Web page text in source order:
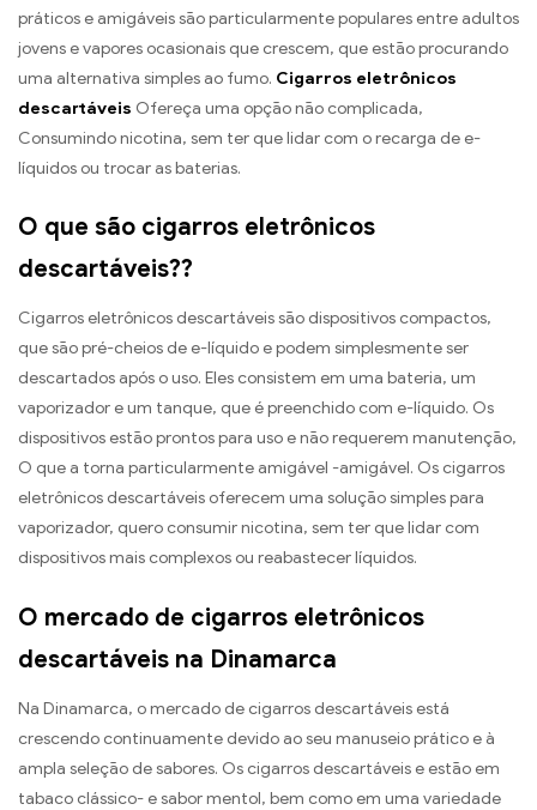
práticos e amigáveis ​​são particularmente populares entre adultos
jovens e vapores ocasionais que crescem, que estão procurando
uma alternativa simples ao fumo. Cigarros eletrônicos
descartáveis Ofereça uma opção não complicada,
Consumindo nicotina, sem ter que lidar com o recarga de e-
líquidos ou trocar as baterias.
O que são cigarros eletrônicos
descartáveis??
Cigarros eletrônicos descartáveis ​​são dispositivos compactos,
que são pré-cheios de e-líquido e podem simplesmente ser
descartados após o uso. Eles consistem em uma bateria, um
vaporizador e um tanque, que é preenchido com e-líquido. Os
dispositivos estão prontos para uso e não requerem manutenção,
O que a torna particularmente amigável -amigável. Os cigarros
eletrônicos descartáveis ​​oferecem uma solução simples para
vaporizador, quero consumir nicotina, sem ter que lidar com
dispositivos mais complexos ou reabastecer líquidos.
O mercado de cigarros eletrônicos
descartáveis ​​na Dinamarca
Na Dinamarca, o mercado de cigarros descartáveis ​​está
crescendo continuamente devido ao seu manuseio prático e à
ampla seleção de sabores. Os cigarros descartáveis ​​e estão em
tabaco clássico- e sabor mentol, bem como em uma variedade